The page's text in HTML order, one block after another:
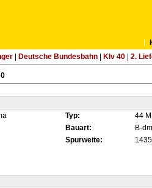
| Deutsche Bundesbahn| Klv 40| 2.
Typ: 44 M
Bauart:
B-dm
Spurweite: